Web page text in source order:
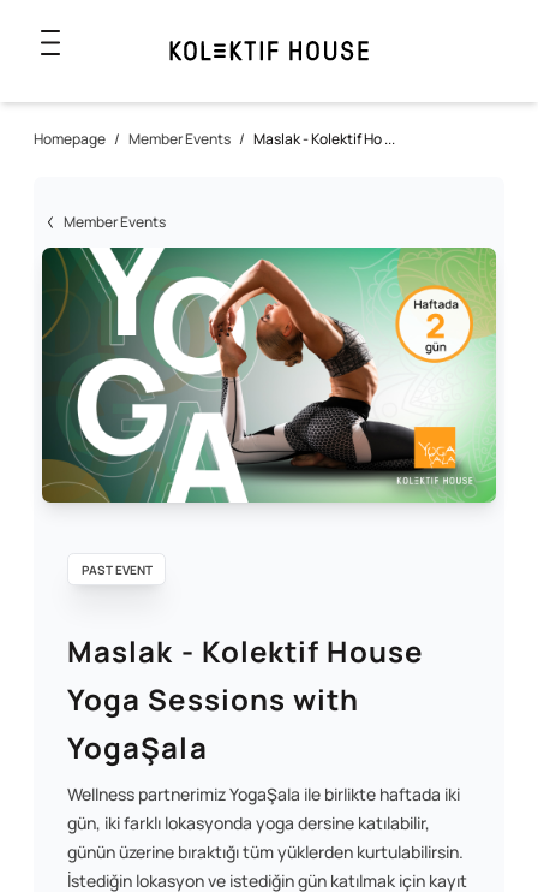
Homepage / Member Events / Maslak - Kolektif Ho ...
Member Events
PAST EVENT
Maslak - Kolektif House
Yoga Sessions with
YogaŞala
Wellness partnerimiz YogaŞala ile birlikte haftada iki
gün, iki farklı lokasyonda yoga dersine katılabilir,
günün üzerine bıraktığı tüm yüklerden kurtulabilirsin.
İstediğin lokasyon ve istediğin gün katılmak için kayıt